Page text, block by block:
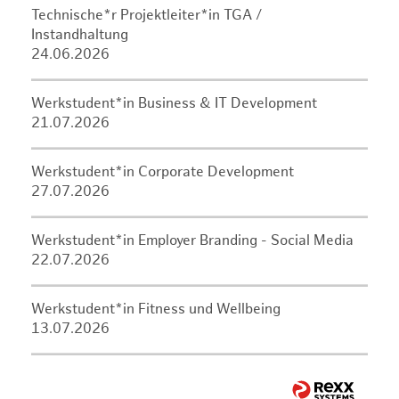
Technische*r Projektleiter*in TGA /
Instandhaltung
24.06.2026
Werkstudent*in Business & IT Development
21.07.2026
Werkstudent*in Corporate Development
27.07.2026
Werkstudent*in Employer Branding - Social Media
22.07.2026
Werkstudent*in Fitness und Wellbeing
13.07.2026